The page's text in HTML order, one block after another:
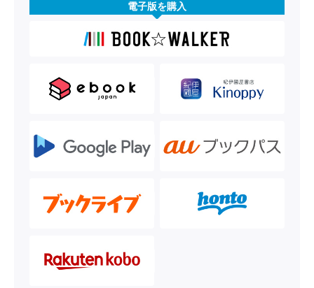
電子版を購入